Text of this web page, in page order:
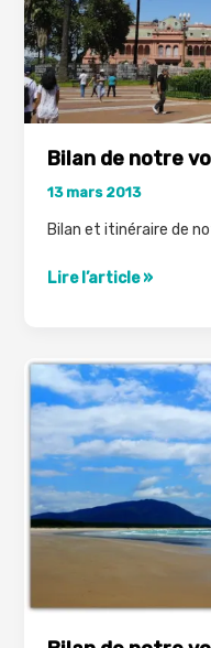
Bilan de notre
13 mars 2013
Bilan et itinéraire de
Bilan
en
Argentine
Lire l’article »